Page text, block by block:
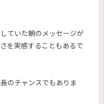
ていた朝のメッセージが
を実感することもあるで
のチャンスでもありま